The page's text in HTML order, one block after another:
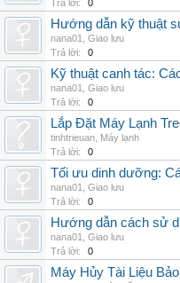
Trả lời:
0
Hướng dẫn kỹ thuật
nana01
Giao lưu
Trả lời:
0
Kỹ thuật canh tác:
nana01
Giao lưu
Trả lời:
0
Lắp Đặt Máy Lạnh
tinhtrieuan Máy lạnh
Trả lời:
0
Tối ưu dinh dưỡng:
nana01
Giao lưu
Trả lời:
0
Hướng dẫn cách sử
nana01
Giao lưu
Trả lời:
0
Máy Hủy Tài Liệu